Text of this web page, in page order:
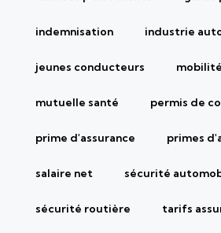
indemnisation industrie
jeunes conducteurs mobilité
mutuelle santé permis de
prime d'assurance primes
salaire net sécurité
sécurité routière tarifs